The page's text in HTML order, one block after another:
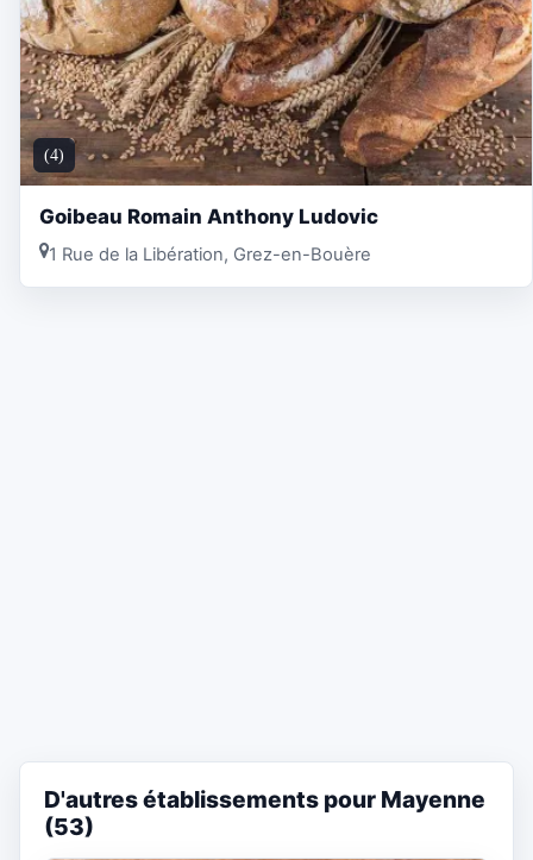
(4)
Goibeau Romain Anthony Ludovic
1 Rue de la Libération, Grez-en-Bouère
D'autres établissements pour Mayenne
(53)